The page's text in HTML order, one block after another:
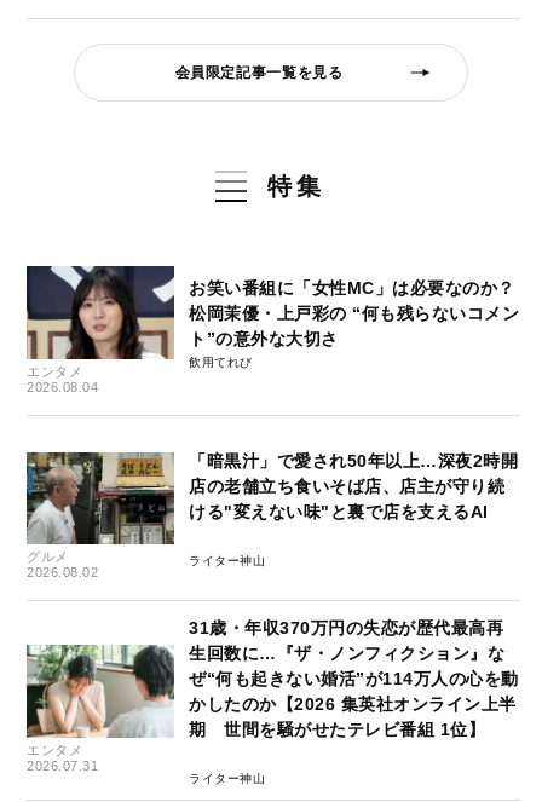
会員限定記事一覧を見る
特集
エンタメ
2026.08.04
お笑い番組に「女性MC」は必要なのか？
松岡茉優・上戸彩の “何も残らないコメン
ト”の意外な大切さ
飲用てれび
グルメ
2026.08.02
「暗黒汁」で愛され50年以上…深夜2時開
店の老舗立ち食いそば店、店主が守り続
ける"変えない味"と裏で店を支えるAI
ライター神山
エンタメ
2026.07.31
31歳・年収370万円の失恋が歴代最高再
生回数に…『ザ・ノンフィクション』な
ぜ“何も起きない婚活”が114万人の心を動
かしたのか【2026 集英社オンライン上半
期 世間を騒がせたテレビ番組 1位】
ライター神山